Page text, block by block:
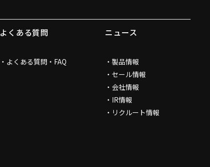
よくある質問
よくある質問・FAQ
ニュース
製品情報
セール情報
会社情報
IR情報
リクルート情報